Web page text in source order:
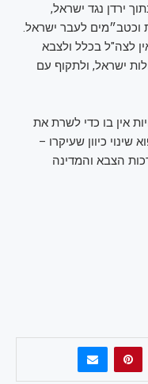
ירדן נגד ישראל,
וכטב״מים לעבר ישראל.
לצה"ל בכלל ולצבא
ישראל, ולתקוף עם
אין בו כדי לשרת את
כיוון שעיקרו –
הצבא והמדינה